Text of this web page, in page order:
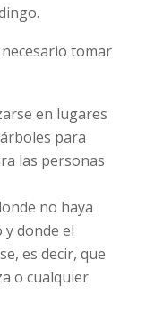
tomar
en lugares
para
las personas
no haya
y donde el
es decir, que
o cualquier